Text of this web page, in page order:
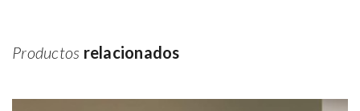
Productos relacionados